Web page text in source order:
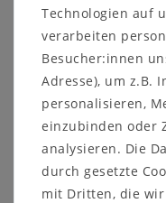
Die Oberfläche
Buche oder Eiche
Oberfläche.
Sie hat eine
Maße:B 46 x H 68
Diese
Technologien auf
verarbeiten
Besucher:innen
Adresse), um z.B.
personalisieren,
einzubinden oder
analysieren. Die
durch gesetzte
mit Dritten, die